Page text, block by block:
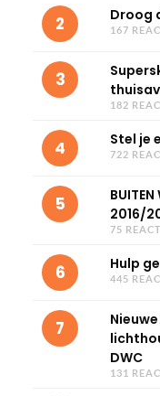
2 Droog
167
3
182
4 Stel je
722
5
BUITEN
2016/
75
6 Hulp
445
7
DWC
131